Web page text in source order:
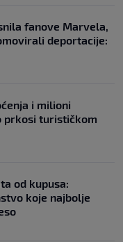
fanove Marvela,
deportacije:
i milioni
prkosi turističkom
od kupusa:
koje najbolje